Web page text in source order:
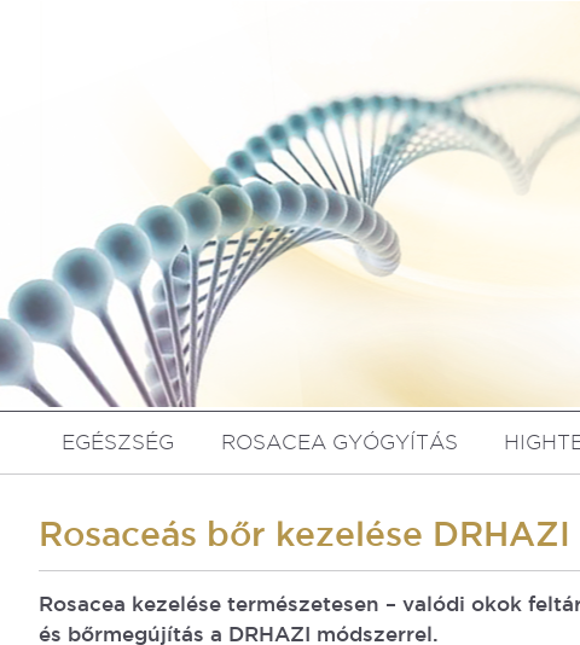
EGÉSZSÉG ROSACEA GYÓGYÍTÁS
Rosaceás bőr kezelése
Rosacea kezelése természetesen – valódi okok
és bőrmegújítás a DRHAZI módszerrel.